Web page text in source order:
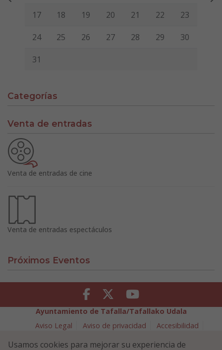
17 18 19 20 21 22 23
24 25 26 27 28 29 30
31
Categorías
Venta de entradas
Venta de entradas de cine
Venta de entradas espectáculos
Próximos Eventos
Facebook Twitter Youtube
Ayuntamiento de Tafalla/Tafallako Udala
Aviso Legal
Aviso de privacidad
Accesibilidad
Política de Seguridad de la Información
Usamos cookies para mejorar su experiencia de